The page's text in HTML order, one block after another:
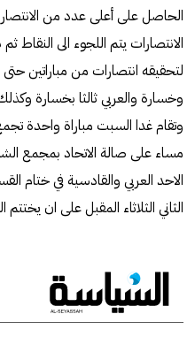
الحاصل على أعلى عدد من
الانتصارات يتم اللجوء الى النقاط
لتحقيقه انتصارات من مباراتين حتى
وخسارة والعربي ثالثا بخسارة
وتقام غدا السبت مباراة واحدة
مساء على صالة الاتحاد بمجمع
الاحد العربي والقادسية في ختام
الثاني الثلاثاء المقبل على ان يختتم الدوري يوم